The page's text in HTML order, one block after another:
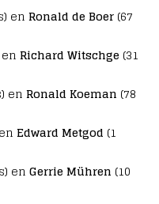
en Ronald de Boer (67
Richard Witschge (31
en Ronald Koeman (78
Edward Metgod (1
en Gerrie Mühren (10